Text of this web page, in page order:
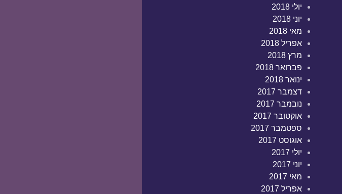
יולי 2018
יוני 2018
מאי 2018
אפריל 2018
מרץ 2018
פברואר 2018
ינואר 2018
דצמבר 2017
נובמבר 2017
אוקטובר 2017
ספטמבר 2017
אוגוסט 2017
יולי 2017
יוני 2017
מאי 2017
אפריל 2017